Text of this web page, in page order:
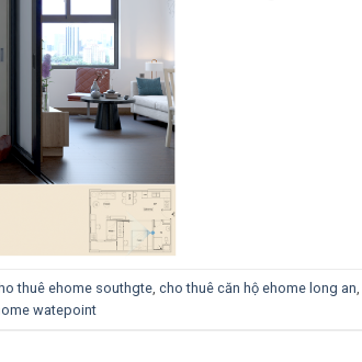
thuê ehome southgte, cho thuê căn hộ ehome long an
watepoint